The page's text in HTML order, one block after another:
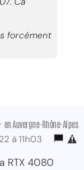
forcément
en Auvergne-Rhône-Alpes
à 11h03
RTX 4080